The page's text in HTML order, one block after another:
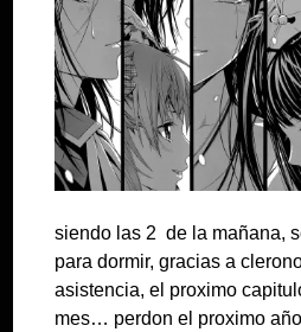
siendo las 2 de la mañana,
para dormir, gracias a
asistencia, el proximo
mes… perdon el proximo